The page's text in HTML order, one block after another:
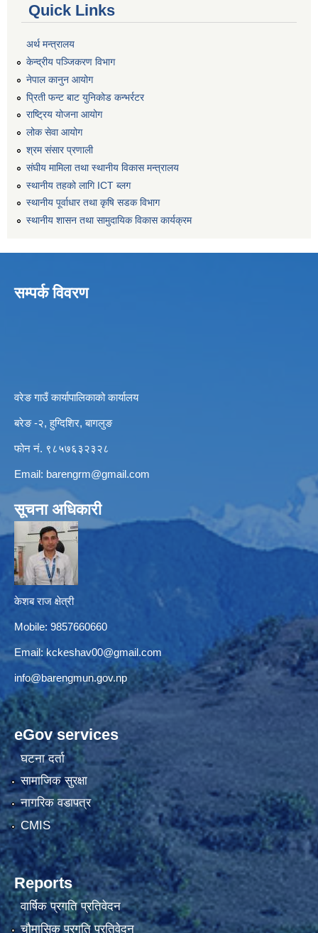
Quick Links
अर्थ मन्त्रालय
केन्द्रीय पञ्जिकरण विभाग
नेपाल कानुन आयोग
प्रिती फन्ट बाट युनिकोड कन्भर्रटर
राष्ट्रिय योजना आयोग
लोक सेवा आयोग
श्रम संसार प्रणाली
संघीय मामिला तथा स्थानीय विकास मन्त्रालय
स्थानीय तहको लागि ICT ब्लग
स्थानीय पूर्वाधार तथा कृषि सडक विभाग
स्थानीय शासन तथा सामुदायिक विकास कार्यक्रम
सम्पर्क विवरण
वरेङ गाउँ कार्यापालिकाको कार्यालय
बरेङ -२, हुग्दिशिर, बागलुङ
फोन नं. ९८५७६३२३२८
Email: barengrm@gmail.com
सूचना अधिकारी
केशब राज क्षेत्री
Mobile: 9857660660
Email: kckeshav00@gmail.com
info@barengmun.gov.np
eGov services
घटना दर्ता
सामाजिक सुरक्षा
नागरिक वडापत्र
CMIS
Reports
वार्षिक प्रगति प्रतिवेदन
चौमासिक प्रगति प्रतिवेदन